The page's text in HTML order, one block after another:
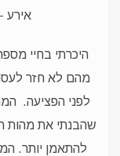
אירע
היכרתי בחיי
מהם לא חזר
לפני הפציעה.
שהבנתי את מהות
להתאמן יותר.